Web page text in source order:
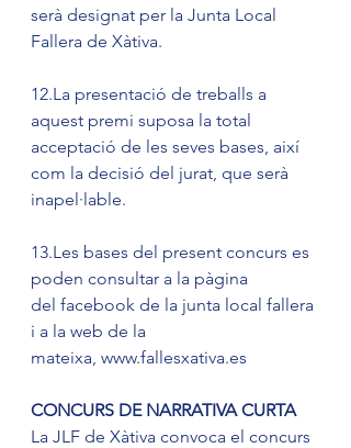
serà designat per la Junta Local
Fallera de Xàtiva.
12.La presentació de treballs a
aquest premi suposa la total
acceptació de les seves bases, així
com la decisió del jurat, que serà
inapel·lable.
13.Les bases del present concurs es
poden consultar a la pàgina
del facebook de la junta local fallera
i a la web de la
mateixa, www.fallesxativa.es
CONCURS DE NARRATIVA CURTA
La JLF de Xàtiva convoca el concurs